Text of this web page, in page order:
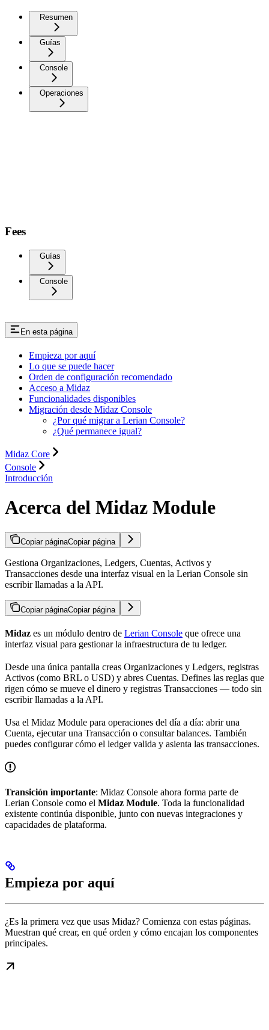
Resumen
Guías
Console
Operaciones
Fees
Guías
Console
En esta página
Empieza por aquí
Lo que se puede hacer
Orden de configuración recomendado
Acceso a Midaz
Funcionalidades disponibles
Migración desde Midaz Console
¿Por qué migrar a Lerian Console?
¿Qué permanece igual?
Midaz Core
Console
Introducción
Acerca del Midaz Module
Copiar páginaCopiar página
Gestiona Organizaciones, Ledgers, Cuentas, Activos y
Transacciones desde una interfaz visual en la Lerian Console sin
escribir llamadas a la API.
Copiar páginaCopiar página
Midaz es un módulo dentro de Lerian Console que ofrece una
interfaz visual para gestionar la infraestructura de tu ledger.
Desde una única pantalla creas Organizaciones y Ledgers, registras
Activos (como BRL o USD) y abres Cuentas. Defines las reglas que
rigen cómo se mueve el dinero y registras Transacciones — todo sin
escribir llamadas a la API.
Usa el Midaz Module para operaciones del día a día: abrir una
Cuenta, ejecutar una Transacción o consultar balances. También
puedes configurar cómo el ledger valida y asienta las transacciones.
Transición importante: Midaz Console ahora forma parte de
Lerian Console como el Midaz Module. Toda la funcionalidad
existente continúa disponible, junto con nuevas integraciones y
capacidades de plataforma.
Empieza por aquí
¿Es la primera vez que usas Midaz? Comienza con estas páginas.
Muestran qué crear, en qué orden y cómo encajan los componentes
principales.